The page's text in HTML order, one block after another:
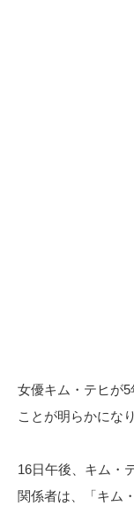
女優キム・テヒが
ことが明らかにな
16日午後、キム・
関係者は、「キム